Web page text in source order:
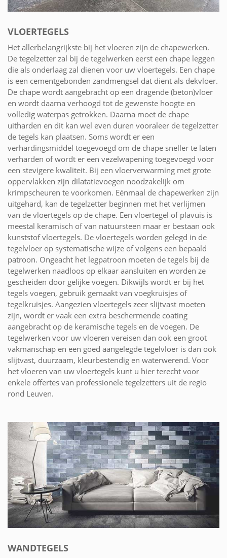
VLOERTEGELS
Het allerbelangrijkste bij het vloeren zijn de chapewerken.
De tegelzetter zal bij de tegelwerken eerst een chape leggen
die als onderlaag zal dienen voor uw vloertegels. Een chape
is een cementgebonden zandmengsel dat dient als dekvloer.
De chape wordt aangebracht op een dragende (beton)vloer
en wordt daarna verhoogd tot de gewenste hoogte en
volledig waterpas getrokken. Daarna moet de chape
uitharden en dit kan wel even duren vooraleer de tegelzetter
de tegels kan plaatsen. Soms wordt er een
verhardingsmiddel toegevoegd om de chape sneller te laten
verharden of wordt er een vezelwapening toegevoegd voor
een stevigere kwaliteit. Bij een vloerverwarming met grote
oppervlakken zijn dilatatievoegen noodzakelijk om
krimpscheuren te voorkomen. Eénmaal de chapewerken zijn
uitgehard, kan de tegelzetter beginnen met het verlijmen
van de vloertegels op de chape. Een vloertegel of plavuis is
meestal keramisch of van natuursteen maar er bestaan ook
kunststof vloertegels. De vloertegels worden gelegd in de
tegelvloer op systematische wijze of volgens een bepaald
patroon. Ongeacht het legpatroon moeten de tegels bij de
tegelwerken naadloos op elkaar aansluiten en worden ze
gescheiden door gelijke voegen. Dikwijls wordt er bij het
tegels voegen, gebruik gemaakt van voegkruisjes of
tegelkruisjes. Aangezien vloertegels zeer slijtvast moeten
zijn, wordt er vaak een extra beschermende coating
aangebracht op de keramische tegels en de voegen. De
tegelwerken voor uw vloeren vereisen dan ook een groot
vakmanschap en een goed aangelegde tegelvloer is dan ook
slijtvast, duurzaam, kleurbestendig en waterwerend. Voor
het vloeren van uw vloertegels kunt u hier terecht voor
enkele offertes van professionele tegelzetters uit de regio
rond Leuven.
WANDTEGELS